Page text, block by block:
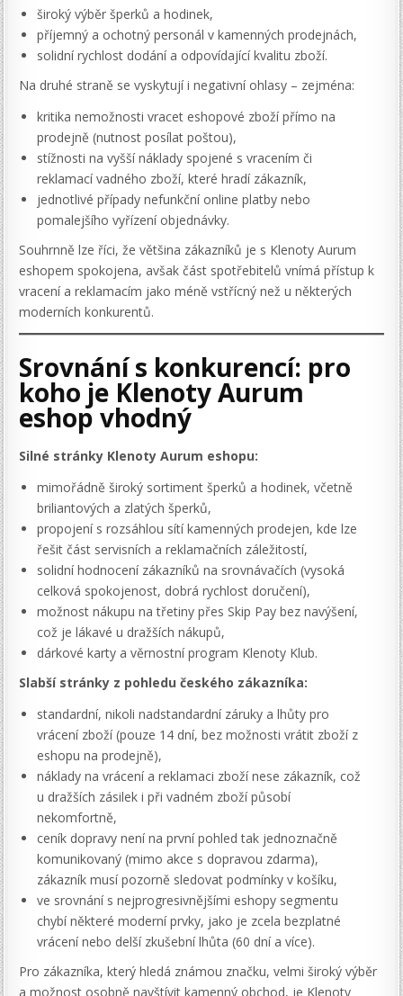
široký výběr šperků a hodinek,
příjemný a ochotný personál v kamenných prodejnách,
solidní rychlost dodání a odpovídající kvalitu zboží.
Na druhé straně se vyskytují i negativní ohlasy – zejména:
kritika nemožnosti vracet eshopové zboží přímo na
prodejně (nutnost posílat poštou),
stížnosti na vyšší náklady spojené s vracením či
reklamací vadného zboží, které hradí zákazník,
jednotlivé případy nefunkční online platby nebo
pomalejšího vyřízení objednávky.
Souhrnně lze říci, že většina zákazníků je s Klenoty Aurum
eshopem spokojena, avšak část spotřebitelů vnímá přístup k
vracení a reklamacím jako méně vstřícný než u některých
moderních konkurentů.
Srovnání s konkurencí: pro
koho je Klenoty Aurum
eshop vhodný
Silné stránky Klenoty Aurum eshopu:
mimořádně široký sortiment šperků a hodinek, včetně
briliantových a zlatých šperků,
propojení s rozsáhlou sítí kamenných prodejen, kde lze
řešit část servisních a reklamačních záležitostí,
solidní hodnocení zákazníků na srovnávačích (vysoká
celková spokojenost, dobrá rychlost doručení),
možnost nákupu na třetiny přes Skip Pay bez navýšení,
což je lákavé u dražších nákupů,
dárkové karty a věrnostní program Klenoty Klub.
Slabší stránky z pohledu českého zákazníka:
standardní, nikoli nadstandardní záruky a lhůty pro
vrácení zboží (pouze 14 dní, bez možnosti vrátit zboží z
eshopu na prodejně),
náklady na vrácení a reklamaci zboží nese zákazník, což
u dražších zásilek i při vadném zboží působí
nekomfortně,
ceník dopravy není na první pohled tak jednoznačně
komunikovaný (mimo akce s dopravou zdarma),
zákazník musí pozorně sledovat podmínky v košíku,
ve srovnání s nejprogresivnějšími eshopy segmentu
chybí některé moderní prvky, jako je zcela bezplatné
vrácení nebo delší zkušební lhůta (60 dní a více).
Pro zákazníka, který hledá známou značku, velmi široký výběr
a možnost osobně navštívit kamenný obchod, je Klenoty